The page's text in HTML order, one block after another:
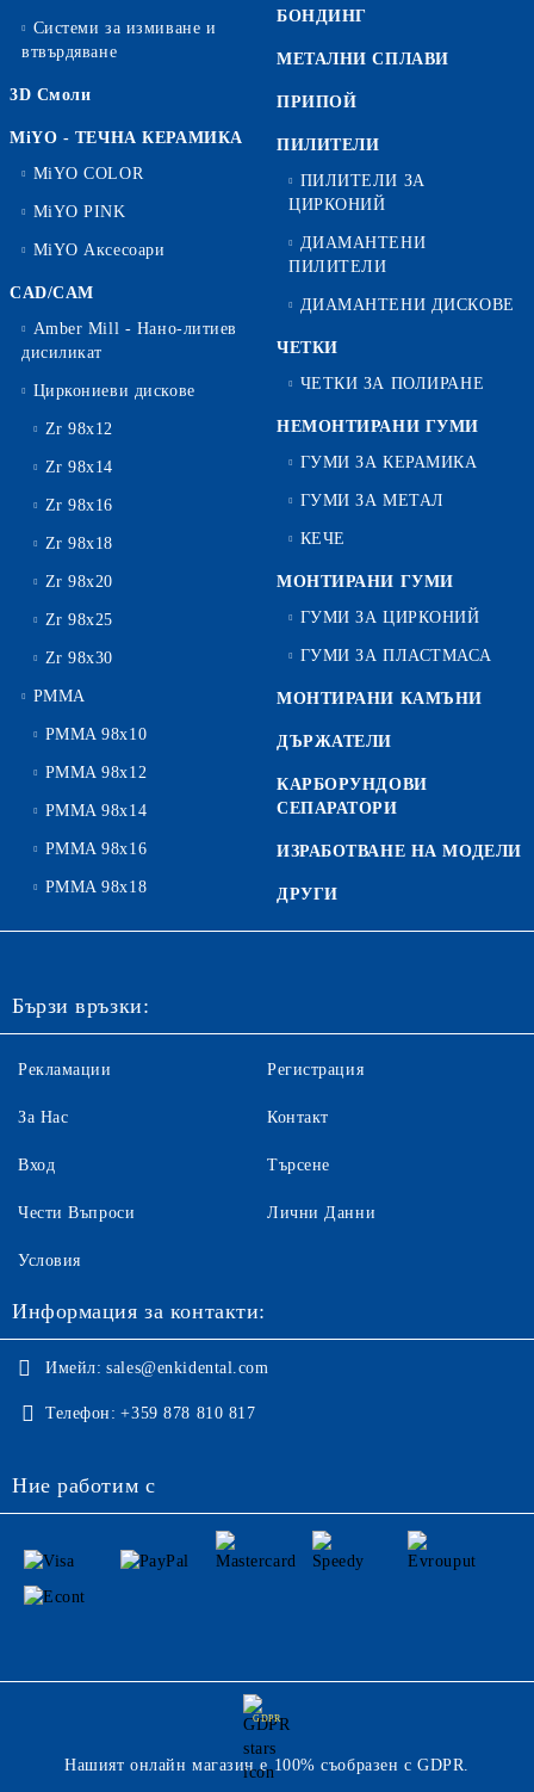
Системи за измиване и
втвърдяване
3D Смоли
MiYO - ТЕЧНА КЕРАМИКА
MiYO COLOR
MiYO PINK
MiYO Аксесоари
CAD/CAM
Amber Mill - Нано-литиев
дисиликат
Циркониеви дискове
Zr 98x12
Zr 98x14
Zr 98x16
Zr 98x18
Zr 98x20
Zr 98x25
Zr 98x30
PMMA
PMMA 98x10
PMMA 98x12
PMMA 98x14
PMMA 98x16
PMMA 98x18
БОНДИНГ
МЕТАЛНИ СПЛАВИ
ПРИПОЙ
ПИЛИТЕЛИ
ПИЛИТЕЛИ ЗА
ЦИРКОНИЙ
ДИАМАНТЕНИ
ПИЛИТЕЛИ
ДИАМАНТЕНИ ДИСКОВЕ
ЧЕТКИ
ЧЕТКИ ЗА ПОЛИРАНЕ
НЕМОНТИРАНИ ГУМИ
ГУМИ ЗА КЕРАМИКА
ГУМИ ЗА МЕТАЛ
КЕЧЕ
МОНТИРАНИ ГУМИ
ГУМИ ЗА ЦИРКОНИЙ
ГУМИ ЗА ПЛАСТМАСА
МОНТИРАНИ КАМЪНИ
ДЪРЖАТЕЛИ
КАРБОРУНДОВИ
СЕПАРАТОРИ
ИЗРАБОТВАНЕ НА МОДЕЛИ
ДРУГИ
Бързи връзки:
Рекламации
За Нас
Вход
Чести Въпроси
Регистрация
Контакт
Търсене
Лични Данни
Условия
Информация за контакти:
Имейл: sales@enkidental.com
Телефон: +359 878 810 817
Ние работим с
GDPR
Нашият онлайн магазин е 100% съобразен с GDPR.